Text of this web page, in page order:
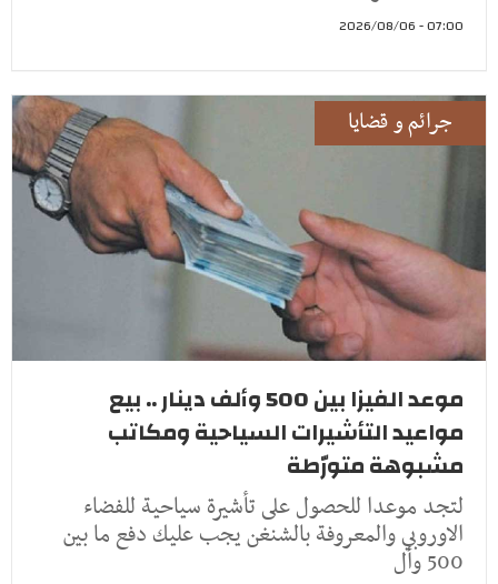
07:00 - 2026/08/06
جرائم و قضايا
موعد الفيزا بين 500 وألف دينار .. بيع
مواعيد التأشيرات السياحية ومكاتب
مشبوهة متورّطة
لتجد موعدا للحصول على تأشيرة سياحية للفضاء
الاوروبي والمعروفة بالشنغن يجب عليك دفع ما بين
500 وأل